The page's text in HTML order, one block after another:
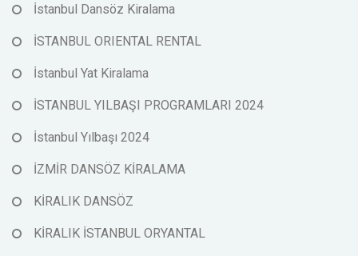
İstanbul Dansöz Kiralama
İSTANBUL ORIENTAL RENTAL
İstanbul Yat Kiralama
İSTANBUL YILBAŞI PROGRAMLARI 2024
İstanbul Yılbaşı 2024
İZMİR DANSÖZ KİRALAMA
KİRALIK DANSÖZ
KİRALIK İSTANBUL ORYANTAL